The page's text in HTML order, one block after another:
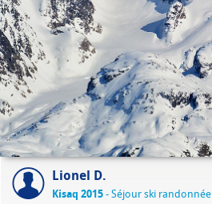
Lionel D.
Kisaq 2015- Séjour ski randonnée